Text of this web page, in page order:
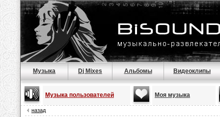
Музыка Dj Mixes Альбомы Видеоклипы
Музыка пользователей Моя музыка
назад